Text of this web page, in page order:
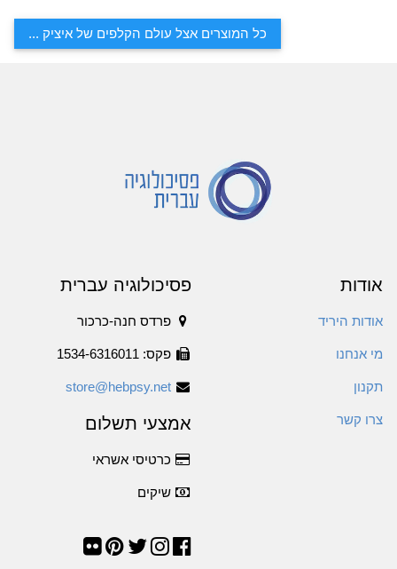
כל המוצרים אצל עולם הקלפים של איציק ...
אודות
אודות היריד
מי אנחנו
תקנון
צרו קשר
פסיכולוגיה עברית
פרדס חנה-כרכור
פקס: 1534-6316011
store@hebpsy.net
אמצעי תשלום
כרטיסי אשראי
שיקים